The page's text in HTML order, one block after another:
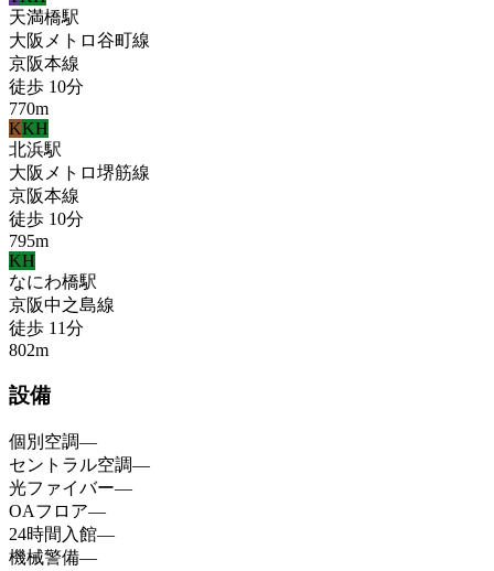
天満橋駅
大阪メトロ谷町線
京阪本線
徒歩 10分
770m
KKH
北浜駅
大阪メトロ堺筋線
京阪本線
徒歩 10分
795m
KH
なにわ橋駅
京阪中之島線
徒歩 11分
802m
設備
個別空調—
セントラル空調—
光ファイバー—
OAフロア—
24時間入館—
機械警備—